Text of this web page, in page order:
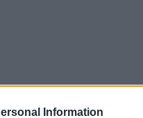
Information